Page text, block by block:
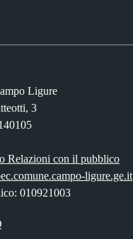
Ligure
3
Relazioni con il pubblico
ligure.ge.it
010921003